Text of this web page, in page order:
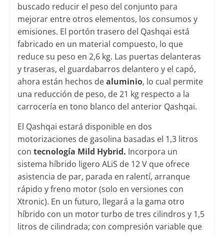
buscado reducir el peso del conjunto para
mejorar entre otros elementos, los consumos y
emisiones. El portón trasero del Qashqai está
fabricado en un material compuesto, lo que
reduce su peso en 2,6 kg. Las puertas delanteras
y traseras, el guardabarros delantero y el capó,
ahora están hechos dealuminio, lo cual permite
una reducción de peso, de 21 kg respecto a la
carrocería en tono blanco del anterior Qashqai.
El Qashqai estará disponible en dos
motorizaciones de gasolina basadas el 1,3 litros
con tecnología Mild Hybrid. Incorpora un
sistema híbrido ligero ALiS de 12 V que ofrece
asistencia de par, parada en ralentí, arranque
rápido y freno motor (solo en versiones con
Xtronic). En un futuro, llegará a la gama otro
híbrido con un motor turbo de tres cilindros y 1,5
litros de cilindrada; con compresión variable que